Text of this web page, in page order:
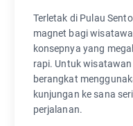
Terletak di Pulau
magnet bagi
konsepnya yang
rapi. Untuk
berangkat
kunjungan ke sana
perjalanan.